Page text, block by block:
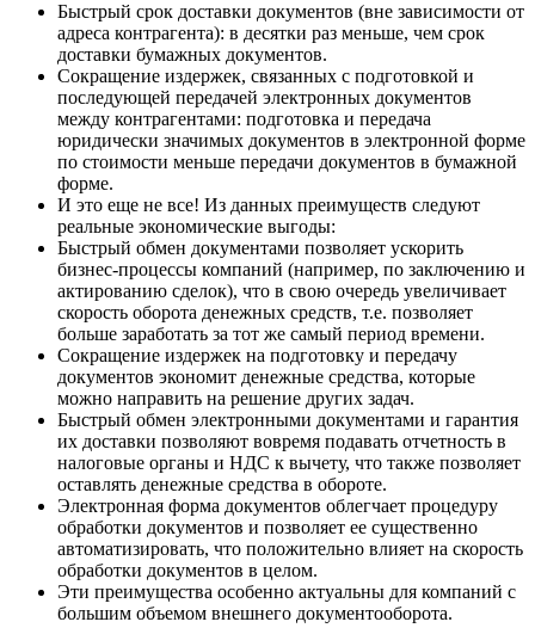
Быстрый срок доставки документов (вне зависимости от
адреса контрагента): в десятки раз меньше, чем срок
доставки бумажных документов.
Сокращение издержек, связанных с подготовкой и
последующей передачей электронных документов
между контрагентами: подготовка и передача
юридически значимых документов в электронной форме
по стоимости меньше передачи документов в бумажной
форме.
И это еще не все! Из данных преимуществ следуют
реальные экономические выгоды:
Быстрый обмен документами позволяет ускорить
бизнес-процессы компаний (например, по заключению и
актированию сделок), что в свою очередь увеличивает
скорость оборота денежных средств, т.е. позволяет
больше заработать за тот же самый период времени.
Сокращение издержек на подготовку и передачу
документов экономит денежные средства, которые
можно направить на решение других задач.
Быстрый обмен электронными документами и гарантия
их доставки позволяют вовремя подавать отчетность в
налоговые органы и НДС к вычету, что также позволяет
оставлять денежные средства в обороте.
Электронная форма документов облегчает процедуру
обработки документов и позволяет ее существенно
автоматизировать, что положительно влияет на скорость
обработки документов в целом.
Эти преимущества особенно актуальны для компаний с
большим объемом внешнего документооборота.